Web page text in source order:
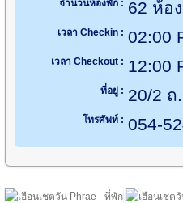
จำนวนห้องพัก : 62 ห้อง
เวลา Checkin : 02:00
เวลา Checkout : 12:00
ที่อยู่ : 20/2 ถ
โทรศัพท์ : 054-